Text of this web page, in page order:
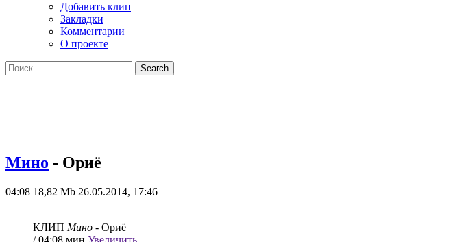
Добавить клип
Закладки
Комментарии
О проекте
Мино - Ориё
04:08 18,82 Mb 26.05.2014, 17:46
КЛИП Мино - Ориё
/ 04:08 мин Увеличить